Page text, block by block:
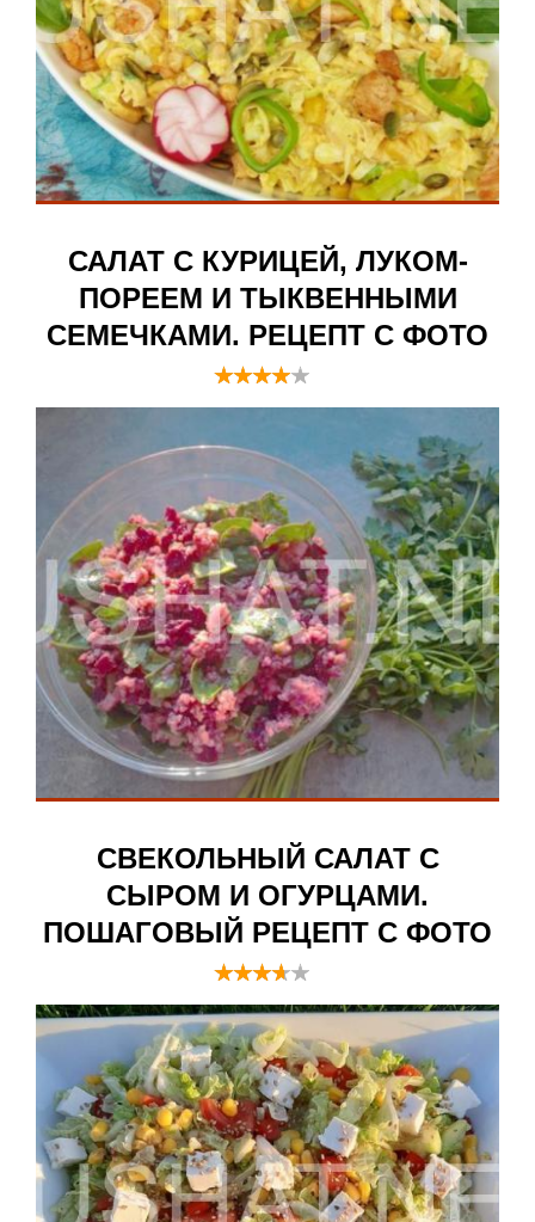
САЛАТ С КУРИЦЕЙ, ЛУКОМ-
ПОРЕЕМ И ТЫКВЕННЫМИ
СЕМЕЧКАМИ. РЕЦЕПТ С ФОТО
СВЕКОЛЬНЫЙ САЛАТ С
СЫРОМ И ОГУРЦАМИ.
ПОШАГОВЫЙ РЕЦЕПТ С ФОТО